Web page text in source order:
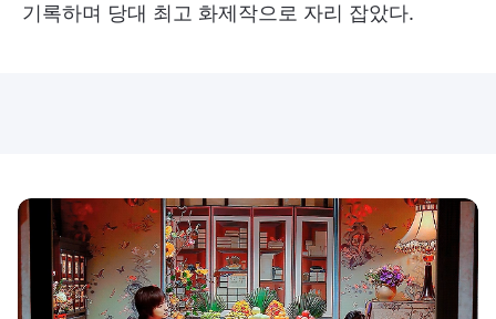
기록하며 당대 최고 화제작으로 자리 잡았다.